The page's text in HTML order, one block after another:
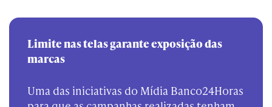
Limite nas telas garante exposição das
marcas
Uma das iniciativas do Mídia Banco24Horas